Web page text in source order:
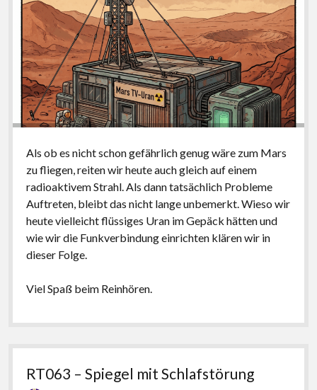
Als ob es nicht schon gefährlich genug wäre zum Mars
zu fliegen, reiten wir heute auch gleich auf einem
radioaktivem Strahl. Als dann tatsächlich Probleme
Auftreten, bleibt das nicht lange unbemerkt. Wieso wir
heute vielleicht flüssiges Uran im Gepäck hätten und
wie wir die Funkverbindung einrichten klären wir in
dieser Folge.
Viel Spaß beim Reinhören.
RT063 – Spiegel mit Schlafstörung